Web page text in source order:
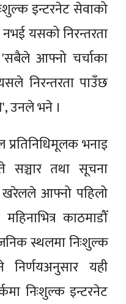
इन्टरनेट सेवाको
यसको निरन्तरता
आफ्नो चर्चाका
निरन्तरता पाउँछ
उनले भने ।
भनाइ
तथा सूचना
खरेलले आफ्नो पहिलो
काठमाडौँ
स्थलमा निःशुल्क
निर्णयअनुसार यही
निःशुल्क इन्टरनेट